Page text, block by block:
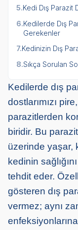
5.Kedi Dış Parazit
6.Kedilerde Dış
Gerekenler
7.Kedinizin Dış
8.Sıkça Sorulan
Kedilerde dış
dostlarımızı
parazitlerden
biridir. Bu
üzerinde yaşar,
kedinin
tehdit eder.
gösteren dış
vermez; aynı